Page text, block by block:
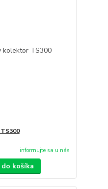
informujte sa u nás
košíka